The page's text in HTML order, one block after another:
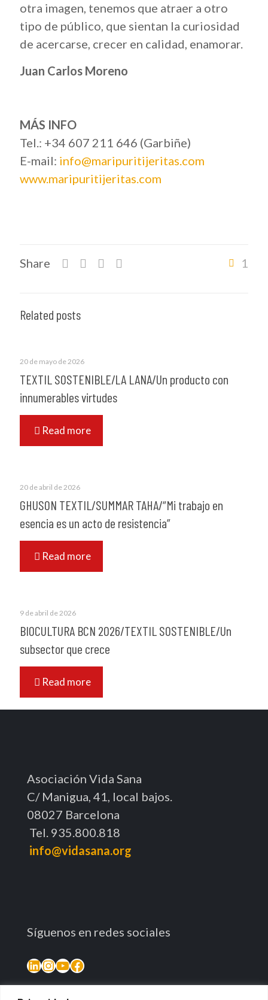
otra imagen, tenemos que atraer a otro
tipo de público, que sientan la curiosidad
de acercarse, crecer en calidad, enamorar.
Juan Carlos Moreno
MÁS INFO
Tel.: +34 607 211 646 (Garbiñe)
E-mail: info@maripuritijeritas.com
www.maripuritijeritas.com
Share 1
Related posts
20 de mayo de 2026
TEXTIL SOSTENIBLE/LA LANA/Un producto con
innumerables virtudes
Read more
20 de abril de 2026
GHUSON TEXTIL/SUMMAR TAHA/“Mi trabajo en
esencia es un acto de resistencia”
Read more
9 de abril de 2026
BIOCULTURA BCN 2026/TEXTIL SOSTENIBLE/Un
subsector que crece
Read more
Asociación Vida Sana
C/ Manigua, 41, local bajos.
08027 Barcelona
Tel. 935.800.818
info@vidasana.org
Síguenos en redes sociales
LinkedIn
Instagram
YouTube
Facebook